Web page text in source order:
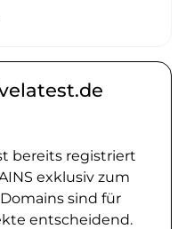
bereits registriert
exklusiv zum
sind für
entscheidend.